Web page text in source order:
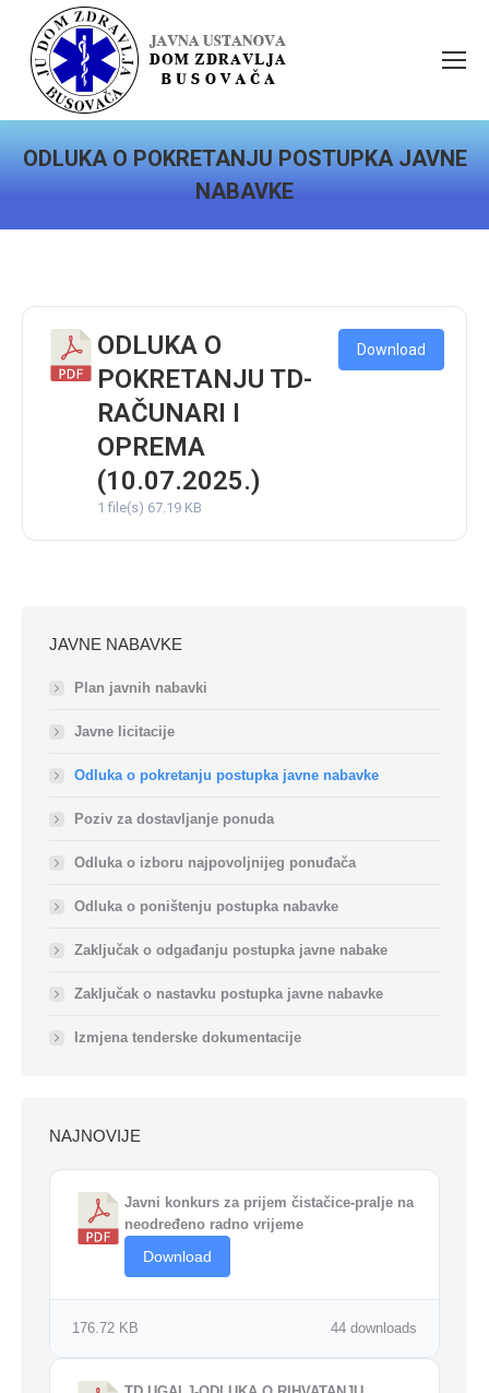
ODLUKA O POKRETANJU POSTUPKA JAVNE
NABAVKE
ODLUKA O
POKRETANJU TD-
RAČUNARI I
OPREMA
(10.07.2025.)
1 file(s) 67.19 KB
Download
JAVNE NABAVKE
Plan javnih nabavki
Javne licitacije
Odluka o pokretanju postupka javne nabavke
Poziv za dostavljanje ponuda
Odluka o izboru najpovoljnijeg ponuđača
Odluka o poništenju postupka nabavke
Zaključak o odgađanju postupka javne nabake
Zaključak o nastavku postupka javne nabavke
Izmjena tenderske dokumentacije
NAJNOVIJE
Javni konkurs za prijem čistačice-pralje na
neodređeno radno vrijeme
Download
44 downloads
176.72 KB